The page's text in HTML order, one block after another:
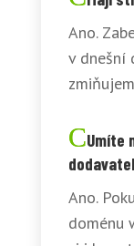
Ano.
v dnešní
Umíte
Ano.
doménu